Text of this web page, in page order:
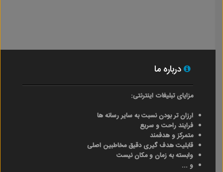
درباره ما
مزایای تبلیغات اینترنتی:
ارزان تر بودن نسبت به سایر رسانه ها
فرایند راحت و سریع
متمرکز و هدفمند
قابلیت هدف گیری دقیق مخاطبین اصلی
وابسته به زمان و مکان نیست
و ...